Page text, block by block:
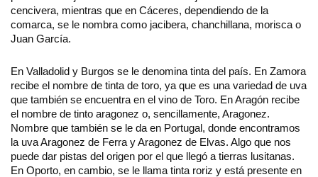
cencivera, mientras que en Cáceres, dependiendo de la
comarca, se le nombra como jacibera, chanchillana, morisca o
Juan García.
En Valladolid y Burgos se le denomina tinta del país. En Zamora
recibe el nombre de tinta de toro, ya que es una variedad de uva
que también se encuentra en el vino de Toro. En Aragón recibe
el nombre de tinto aragonez o, sencillamente, Aragonez.
Nombre que también se le da en Portugal, donde encontramos
la uva Aragonez de Ferra y Aragonez de Elvas. Algo que nos
puede dar pistas del origen por el que llegó a tierras lusitanas.
En Oporto, en cambio, se le llama tinta roriz y está presente en